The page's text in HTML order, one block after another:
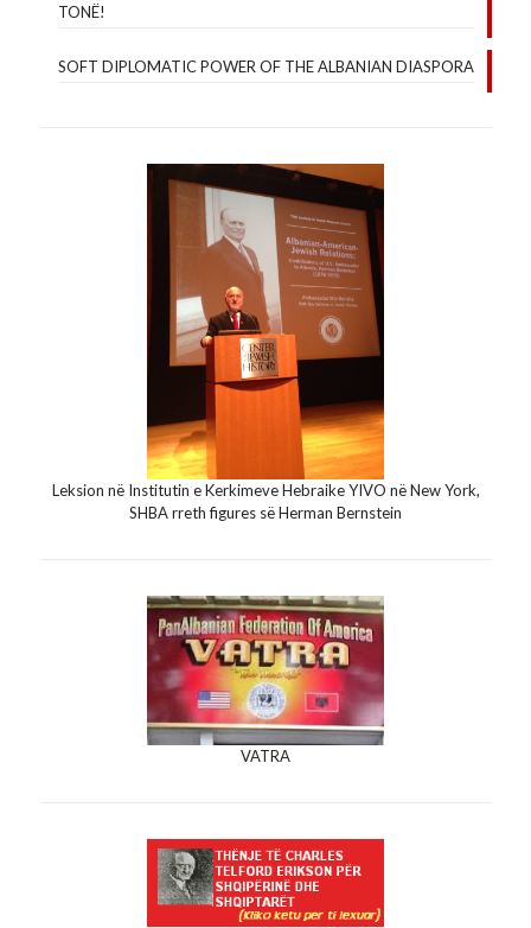
TONË!
SOFT DIPLOMATIC POWER OF THE ALBANIAN DIASPORA
Leksion në Institutin e Kerkimeve Hebraike YIVO në New York,
SHBA rreth figures së Herman Bernstein
VATRA